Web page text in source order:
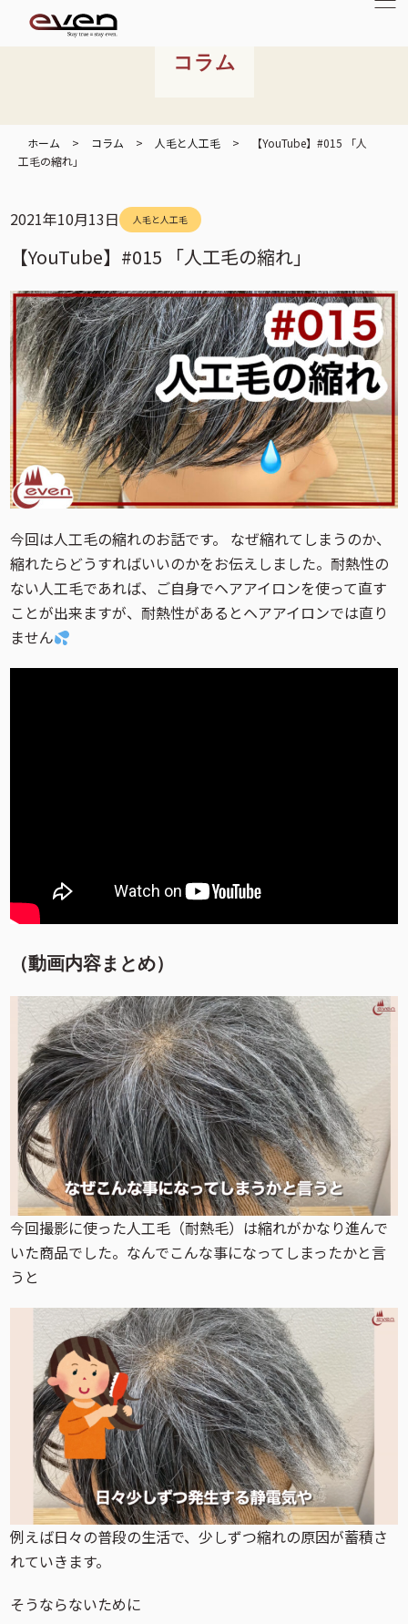
コラム
ホーム > コラム > 人毛と人工毛 >
【YouTube】#015 「人
工毛の縮れ」
2021年10月13日 人毛と人工毛
【YouTube】#015 「人工毛の縮れ」
今回は人工毛の縮れのお話です。 なぜ縮れてしまうのか、
縮れたらどうすればいいのかをお伝えしました。耐熱性の
ない人工毛であれば、ご自身でヘアアイロンを使って直す
ことが出来ますが、耐熱性があるとヘアアイロンでは直り
ません
（動画内容まとめ）
今回撮影に使った人工毛（耐熱毛）は縮れがかなり進んで
いた商品でした。なんでこんな事になってしまったかと言
うと
例えば日々の普段の生活で、少しずつ縮れの原因が蓄積さ
れていきます。
そうならないために